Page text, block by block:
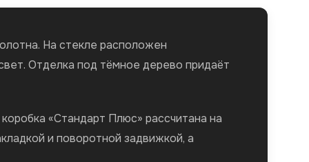
На стекле расположен
Отделка под тёмное дерево придаёт
«Стандарт Плюс» рассчитана на
и поворотной задвижкой, а